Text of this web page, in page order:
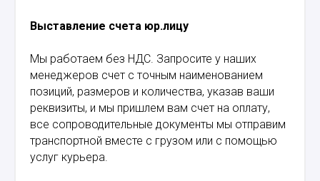
Выставление счета юр.лицу
Мы работаем без НДС. Запросите у наших
менеджеров счет с точным наименованием
позиций, размеров и количества, указав ваши
реквизиты, и мы пришлем вам счет на оплату,
все сопроводительные документы мы отправим
транспортной вместе с грузом или с помощью
услуг курьера.